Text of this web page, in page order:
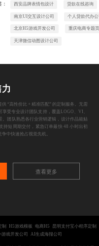
： 西安品牌表情包设计 贷款在线咨询
南京UI交互设计公司 个人贷款代办
北京H5游戏开发公司 重庆电商专题
天津微信动图设计公司
“高性价比 + 精准匹配” 的定制服务。无需
享受专业设计团队支持，覆盖LOGO、VI、
。团队熟悉各行业营销逻辑，设计作品能贴
持短周期交付，紧急订单最快 48 小时出初
中快速抢占视觉先机。
查看更多
制 H5游戏模板 电商H5
昆明支付宝小程序定制
戏开发公司 AI生成海报公司